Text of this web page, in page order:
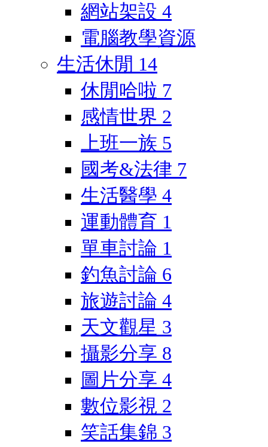
網站架設 4
電腦教學資源
生活休閒 14
休閒哈啦 7
感情世界 2
上班一族 5
國考&法律 7
生活醫學 4
運動體育 1
單車討論 1
釣魚討論 6
旅遊討論 4
天文觀星 3
攝影分享 8
圖片分享 4
數位影視 2
笑話集錦 3